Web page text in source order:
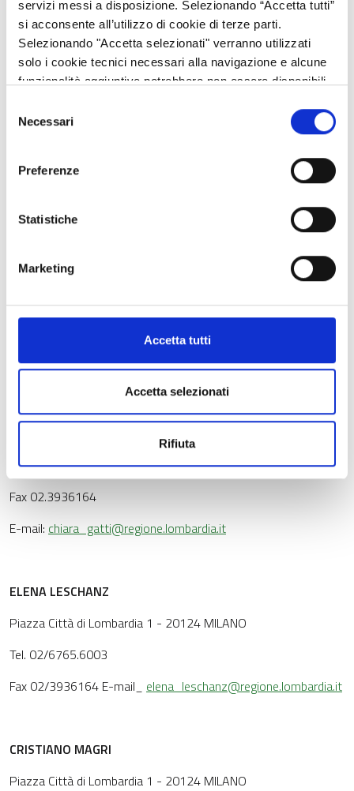
servizi messi a disposizione. Selezionando “Accetta tutti”
si acconsente all’utilizzo di cookie di terze parti.
Selezionando "Accetta selezionati" verranno utilizzati
solo i cookie tecnici necessari alla navigazione e alcune
funzionalità aggiuntive potrebbero non essere disponibili.
delNecessari
Preferenze
Statistiche
Marketing
Accetta tutti
Accetta selezionati
Rifiuta
la sottoscrizione della domanda).
In allegato:
Decreto OPR di approvazione del Manuale Operativo dei
Controlli di Condizionalità 2025 (DECRETO N. 18183 Del
10/12/2025 “Approvazione del Manuale operativo dei
Manuale Operativo dei Controlli di Condizionalità 2025
con i relativi allegati.
CHIARA GATTI
Posizione EQ Condizionalità
Tel. 02.6765.1173
Fax 02.3936164
E-mail: chiara_gatti@regione.lombardia.it
ELENA LESCHANZ
Piazza Città di Lombardia 1 - 20124 MILANO
Tel. 02/6765.6003
Fax 02/3936164 E-mail_ elena_leschanz@regione.lombardia.it
CRISTIANO MAGRI
Piazza Città di Lombardia 1 - 20124 MILANO